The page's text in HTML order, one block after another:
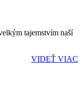
tajemstvím naší
VIDEŤ VIAC